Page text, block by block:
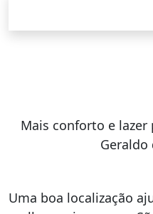
Mais conforto e lazer
Geraldo
Uma boa localização